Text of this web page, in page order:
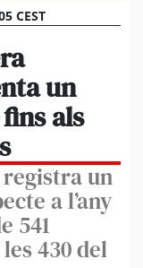
CEST
un
als
registra un
a l’any
541
430 del